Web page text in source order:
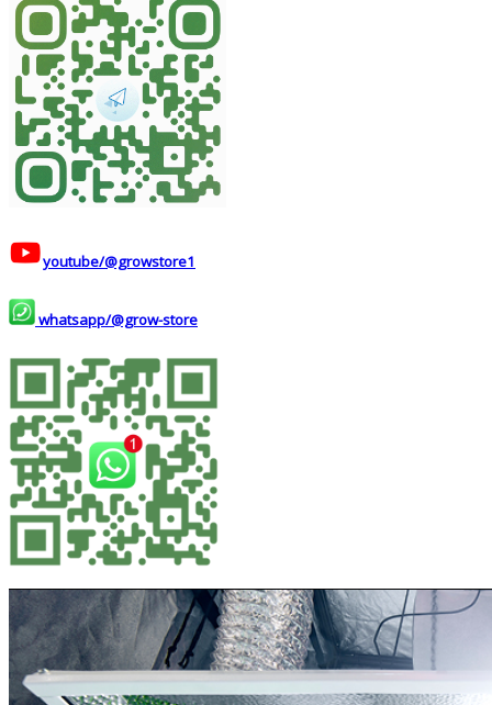
youtube/@growstore1
whatsapp/@grow-store